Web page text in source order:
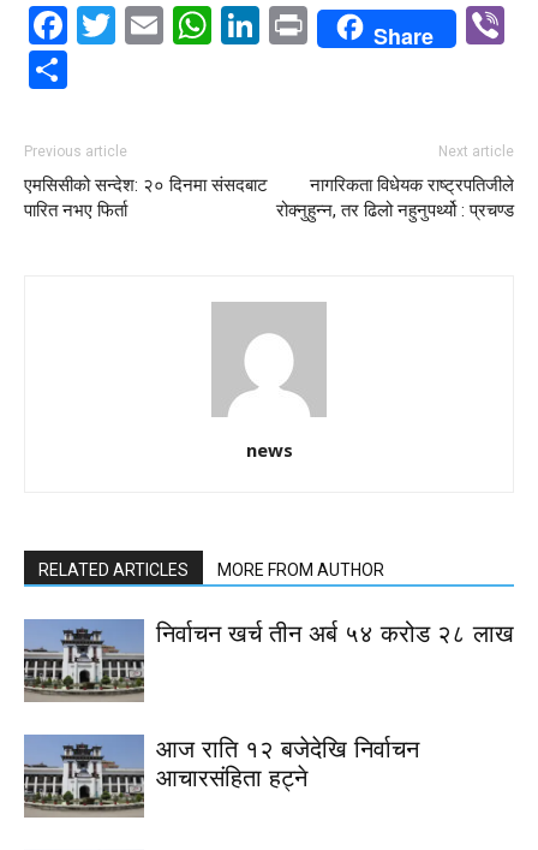
Facebook
Twitter
EmailWhatsApp
LinkedIn
PrintShare
Previous article
एमसिसीको सन्देश: २० दिनमा संसदबाट
पारित नभए फिर्ता
Next article
नागरिकता विधेयक राष्ट्रपतिजीले
रोक्नुहुन्न, तर ढिलो नहुनुपर्थ्यो : प्रचण्ड
news
RELATED ARTICLES MORE FROM AUTHOR
निर्वाचन खर्च तीन अर्ब ५४ करोड २८ लाख
आज राति १२ बजेदेखि निर्वाचन
आचारसंहिता हट्ने